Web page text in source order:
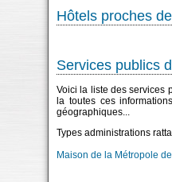
Hôtels proches
Services publics
Voici la liste des services
la toutes ces
géographiques...
Types administrations
Maison de la Métropole